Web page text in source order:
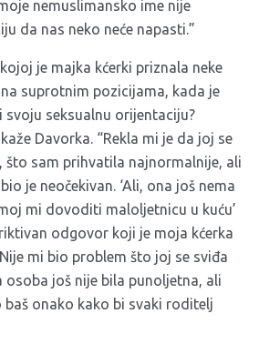
nemuslimansko ime nije
da nas neko neće napasti.”
je majka kćerki priznala neke
suprotnim pozicijama, kada je
svoju seksualnu orijentaciju?
Davorka. “Rekla mi je da joj se
što sam prihvatila najnormalnije, ali
je neočekivan. ‘Ali, ona još nema
mi dovoditi maloljetnicu u kuću’
odgovor koji je moja kćerka
mi bio problem što joj se sviđa
osoba još nije bila punoljetna, ali
baš onako kako bi svaki roditelj